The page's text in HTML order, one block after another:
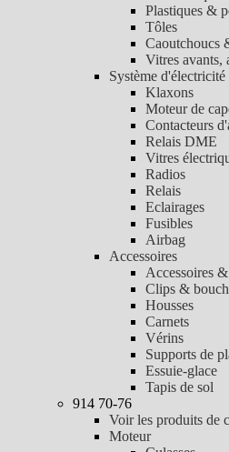
Plastiques &
Tôles
Caoutchoucs
Vitres avants,
Système
Klaxons
Moteur de
Contacteurs
Relais DME
Vitres
Radios
Relais
Eclairages
Fusibles
Airbag
Accessoires
Accessoires
Clips &
Housses
Carnets
Vérins
Supports de
Essuie-glace
Tapis de sol
914 70-76
Voir les produits de
Moteur